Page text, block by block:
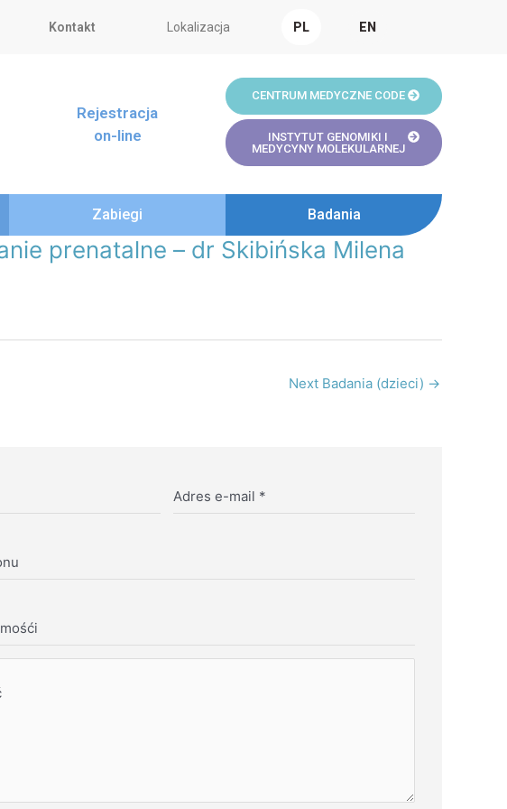
Kontakt Lokalizacja PL EN
Rejestracja
on-line
CENTRUM MEDYCZNE CODE
INSTYTUT GENOMIKI I
MEDYCYNY MOLEKULARNEJ
Zabiegi Badania
prenatalne – dr Skibińska Milena
Next Badania (dzieci) →
Adres e-mail *